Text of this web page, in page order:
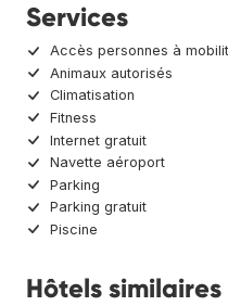
Services
Accès personnes à
Animaux autorisés
Climatisation
Fitness
Internet gratuit
Navette aéroport
Parking
Parking gratuit
Piscine
Hôtels similaires